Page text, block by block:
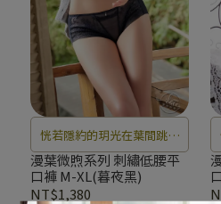
恍若隱約的玥光在葉間跳躍
閃爍，微風中輕柔的低聲吟
唱。
漫葉微煦系列 刺繡低腰平
口褲 M-XL(暮夜黑)
NT$1,380